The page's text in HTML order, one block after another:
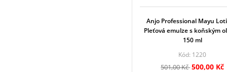
Anjo Professional Mayu
Pleťová emulze s koňským
150 ml
Kód: 1220
501,00 Kč500,00 Kč